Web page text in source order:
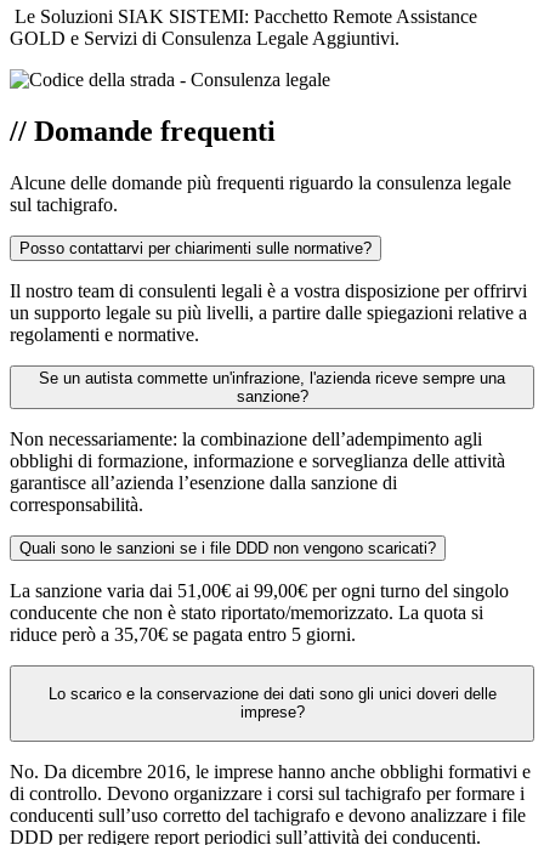
Le Soluzioni SIAK SISTEMI: Pacchetto Remote Assistance
GOLD e Servizi di Consulenza Legale Aggiuntivi.
// Domande frequenti
Alcune delle domande più frequenti riguardo la consulenza legale
sul tachigrafo.
Posso contattarvi per chiarimenti sulle normative?
Il nostro team di consulenti legali è a vostra disposizione per offrirvi
un supporto legale su più livelli, a partire dalle spiegazioni relative a
regolamenti e normative.
Se un autista commette un'infrazione, l'azienda riceve sempre una
sanzione?
Non necessariamente: la combinazione dell’adempimento agli
obblighi di formazione, informazione e sorveglianza delle attività
garantisce all’azienda l’esenzione dalla sanzione di
corresponsabilità.
Quali sono le sanzioni se i file DDD non vengono scaricati?
La sanzione varia dai 51,00€ ai 99,00€ per ogni turno del singolo
conducente che non è stato riportato/memorizzato. La quota si
riduce però a 35,70€ se pagata entro 5 giorni.
Lo scarico e la conservazione dei dati sono gli unici doveri delle
imprese?
No. Da dicembre 2016, le imprese hanno anche obblighi formativi e
di controllo. Devono organizzare i corsi sul tachigrafo per formare i
conducenti sull’uso corretto del tachigrafo e devono analizzare i file
DDD per redigere report periodici sull’attività dei conducenti.